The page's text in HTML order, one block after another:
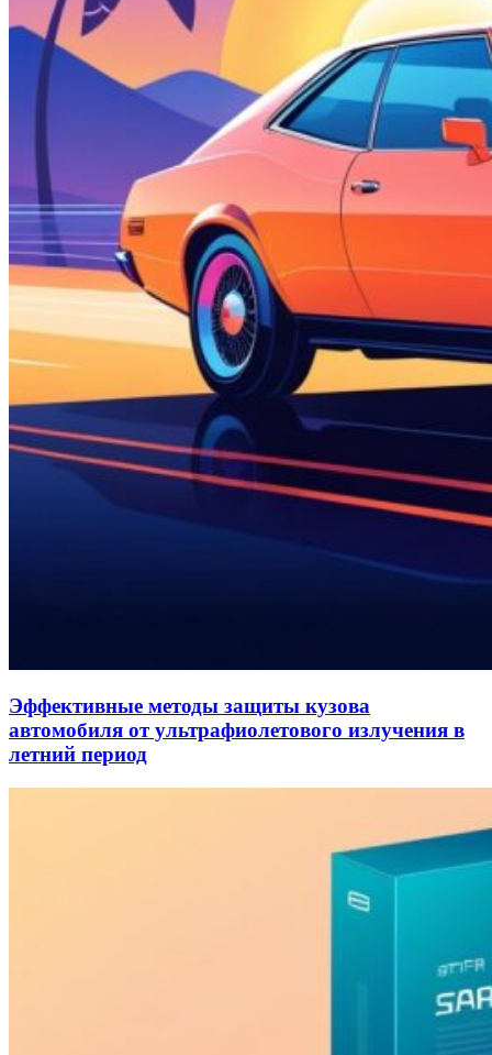
Эффективные методы защиты кузова
автомобиля от ультрафиолетового излучения в
летний период